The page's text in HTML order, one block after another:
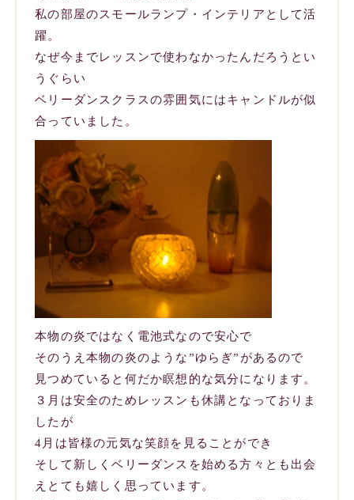
私の部屋のスモールランプ・インテリアとして活
躍。
なぜ今までレッスンで使わなかったんだろうとい
うぐらい
ベリーダンスクラスの雰囲気にはキャンドルが似
合っていました。
本物の炎ではなく電池式なので安心で
そのうえ本物の炎のような”ゆらぎ”があるので
見つめていると何だか瞑想的な気分になります。
３月は安全のためレッスンも休講となっておりま
したが
4月は皆様の元気な笑顔を見ることができ
そして新しくベリーダンスを始める方々とも出会
えとても嬉しく思っています。